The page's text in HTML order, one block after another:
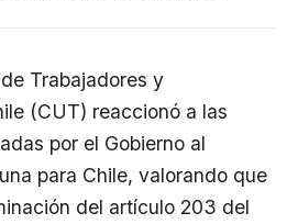
Trabajadores y
(CUT) reaccionó a las
por el Gobierno al
para Chile, valorando que
del artículo 203 del